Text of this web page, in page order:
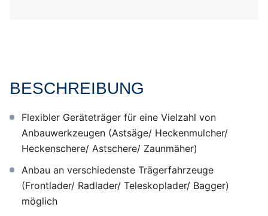
BESCHREIBUNG
Flexibler Geräteträger für eine Vielzahl von
Anbauwerkzeugen (Astsäge/ Heckenmulcher/
Heckenschere/ Astschere/ Zaunmäher)
Anbau an verschiedenste Trägerfahrzeuge
(Frontlader/ Radlader/ Teleskoplader/ Bagger)
möglich